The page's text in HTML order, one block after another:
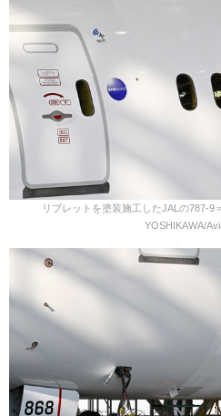
リブレットを塗装施工したJALの787-9
YOSHIKAWA/